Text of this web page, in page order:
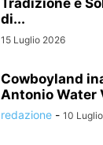
di...
15 Luglio 2026
Cowboyland
Antonio Water
redazione - 10